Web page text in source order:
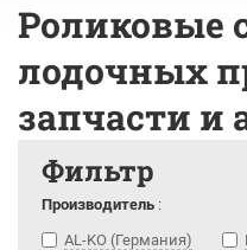
Роликовые
лодочных
запчасти и
Фильтр
Производитель :
AL-KO (Германия)